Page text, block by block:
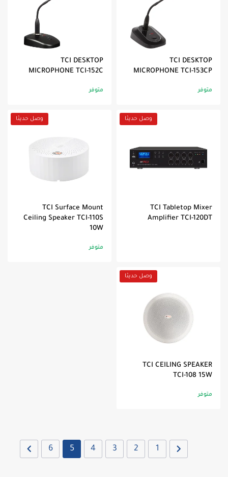
TCI DESKTOP
MICROPHONE TCI-153CP
متوفر
TCI DESKTOP
MICROPHONE TCI-152C
متوفر
وصل حديثا
TCI Tabletop Mixer
Amplifier TCI-120DT
وصل حديثا
TCI Surface Mount
Ceiling Speaker TCI-110S
10W
متوفر
وصل حديثا
TCI CEILING SPEAKER
TCI-108 15W
متوفر
1
2
3
4
5
6